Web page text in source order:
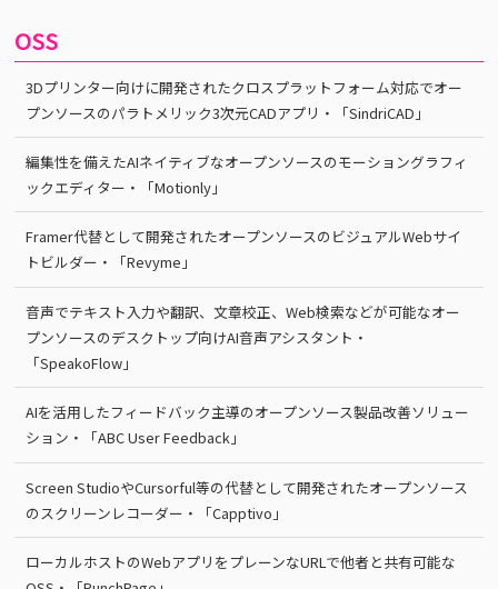
OSS
3Dプリンター向けに開発されたクロスプラットフォーム対応でオー
プンソースのパラトメリック3次元CADアプリ・「SindriCAD」
編集性を備えたAIネイティブなオープンソースのモーショングラフィ
ックエディター・「Motionly」
Framer代替として開発されたオープンソースのビジュアルWebサイ
トビルダー・「Revyme」
音声でテキスト入力や翻訳、文章校正、Web検索などが可能なオー
プンソースのデスクトップ向けAI音声アシスタント・
「SpeakoFlow」
AIを活用したフィードバック主導のオープンソース製品改善ソリュー
ション・「ABC User Feedback」
Screen StudioやCursorful等の代替として開発されたオープンソース
のスクリーンレコーダー・「Capptivo」
ローカルホストのWebアプリをプレーンなURLで他者と共有可能な